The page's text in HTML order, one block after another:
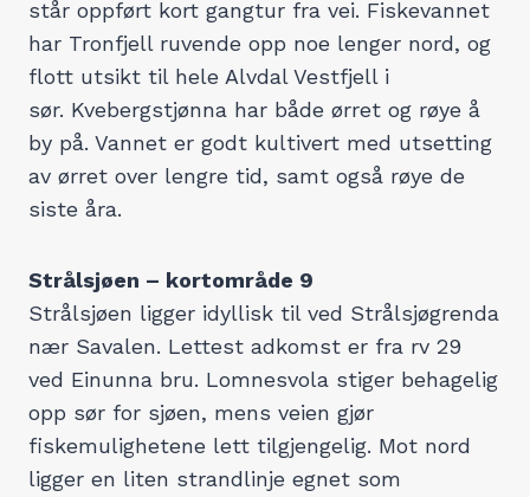
står oppført kort gangtur fra vei. Fiskevannet
har Tronfjell ruvende opp noe lenger nord, og
flott utsikt til hele Alvdal Vestfjell i
sør. Kvebergstjønna har både ørret og røye å
by på. Vannet er godt kultivert med utsetting
av ørret over lengre tid, samt også røye de
siste åra.
Strålsjøen – kortområde 9
Strålsjøen ligger idyllisk til ved Strålsjøgrenda
nær Savalen. Lettest adkomst er fra rv 29
ved Einunna bru. Lomnesvola stiger behagelig
opp sør for sjøen, mens veien gjør
fiskemulighetene lett tilgjengelig. Mot nord
ligger en liten strandlinje egnet som